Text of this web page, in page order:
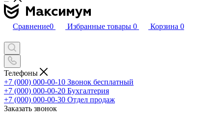
Сравнение0 Избранные товары 0 Корзина 0
Телефоны
+7 (000) 000-00-10 Звонок бесплатный
+7 (000) 000-00-20 Бухгалтерия
+7 (000) 000-00-30 Отдел продаж
Заказать звонок